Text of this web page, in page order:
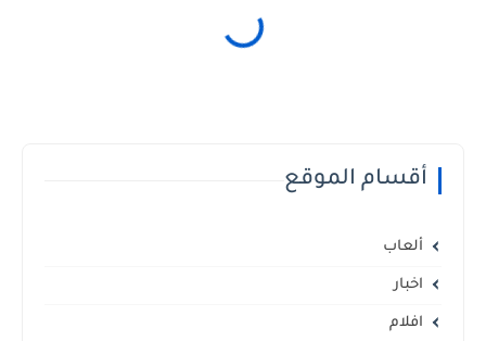
أقسام الموقع
ألعاب
اخبار
افلام